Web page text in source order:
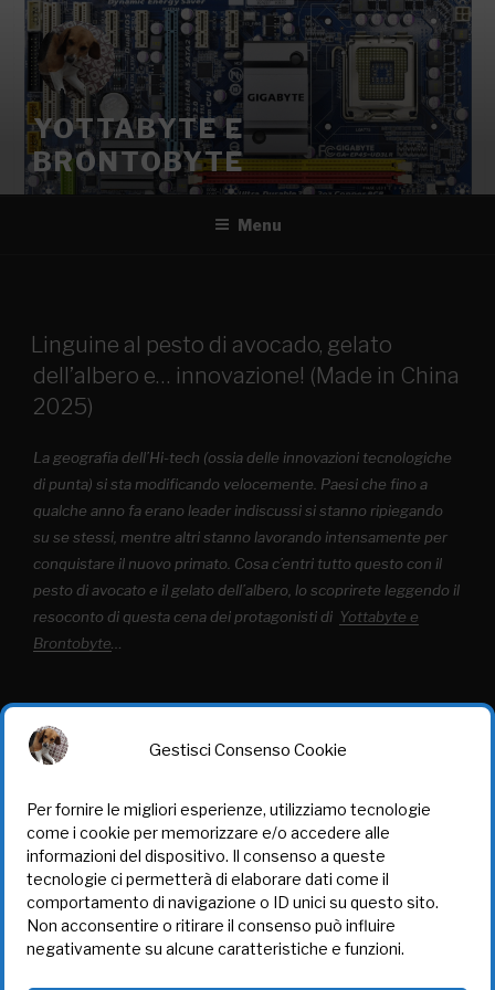
Gestisci Consenso Cookie
Per fornire le migliori esperienze, utilizziamo tecnologie
come i cookie per memorizzare e/o accedere alle
informazioni del dispositivo. Il consenso a queste
tecnologie ci permetterà di elaborare dati come il
comportamento di navigazione o ID unici su questo sito.
Non acconsentire o ritirare il consenso può influire
negativamente su alcune caratteristiche e funzioni.
YOTTABYTE E
BRONTOBYTE
Menu
Linguine al pesto di avocado, gelato
dell’albero e… innovazione! (Made in China
2025)
La geografia dell’Hi-tech (ossia delle innovazioni tecnologiche
di punta) si sta modificando velocemente. Paesi che fino a
qualche anno fa erano leader indiscussi si stanno ripiegando
su se stessi, mentre altri stanno lavorando intensamente per
conquistare il nuovo primato. Cosa c’entri tutto questo con il
pesto di avocato e il gelato dell’albero, lo scoprirete leggendo il
resoconto di questa cena dei protagonisti di Yottabyte e
Brontobyte…
Leggi tutto
TUTELA DEI DATI
Cookie Policy (UE)